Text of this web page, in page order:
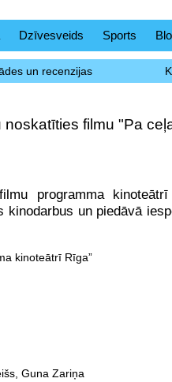
Dzīvesveids Sports
un recenzijas
filmu "Pa
programma
un piedāvā
kinoteātrī Rīga”
Guna Zariņa